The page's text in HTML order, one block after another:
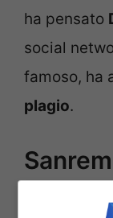
ha pensato
social
famoso, ha
plagio.